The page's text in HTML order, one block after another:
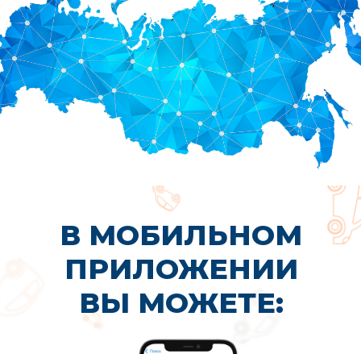
У вас работа или самореализация
Вы хотите выбирать кружки
безопасного сопровождения ребенка
в школу, садик или на занятия
и вечных опозданий из-за пробок